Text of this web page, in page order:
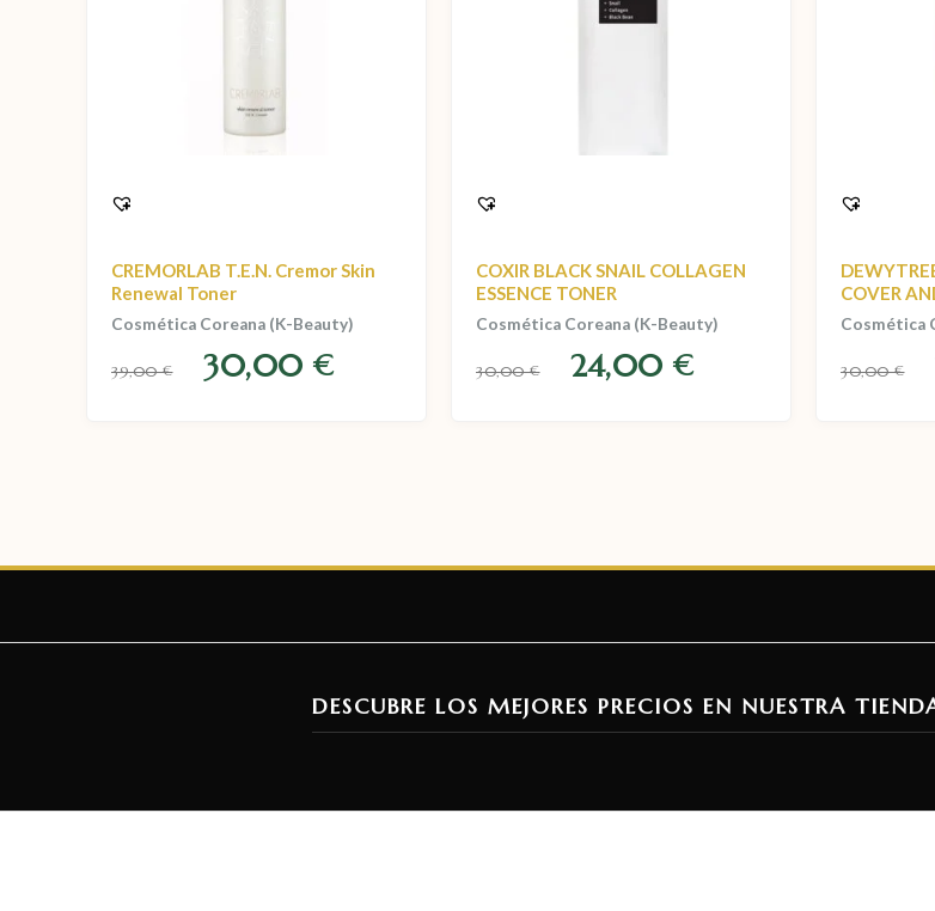
CREMORLAB T.E.N. Cremor Skin
Renewal Toner
Cosmética Coreana (K-Beauty)
39,00€ 30,00 €
COXIR BLACK SNAIL COLLAGEN
ESSENCE TONER
Cosmética Coreana (K-Beauty)
30,00€ 24,00 €
COVER
Cosmética
30,00€
DESCUBRE LOS MEJORES PRECIOS EN NUESTRA